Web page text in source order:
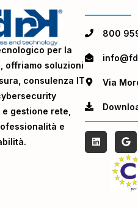
per la
offriamo soluzioni
consulenza IT
gestione rete,
e
800
Via